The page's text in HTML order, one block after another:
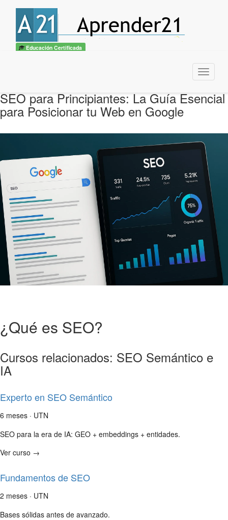
Educación Certificada
Menu
SEO para Principiantes: La Guía Esencial
para Posicionar tu Web en Google
¿Qué es SEO?
Cursos relacionados: SEO Semántico e
IA
Experto en SEO Semántico
6 meses · UTN
SEO para la era de IA: GEO + embeddings + entidades.
Ver curso →
Fundamentos de SEO
2 meses · UTN
Bases sólidas antes de avanzado.